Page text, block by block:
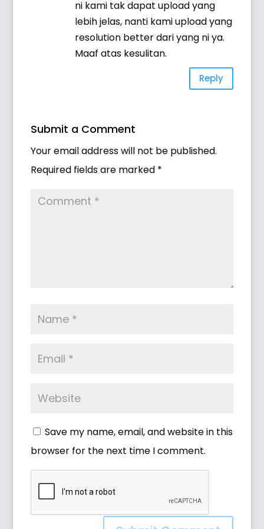
ni kami tak dapat upload yang
lebih jelas, nanti kami upload yang
resolution better dari yang ni ya.
Maaf atas kesulitan.
Reply
Submit a Comment
Your email address will not be published.
Required fields are marked *
Save my name, email, and website in this
browser for the next time I comment.